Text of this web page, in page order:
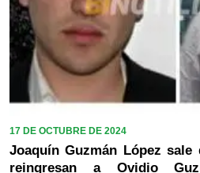
17 DE OCTUBRE DE 2024
Joaquín Guzmán López
reingresan a Ovidio